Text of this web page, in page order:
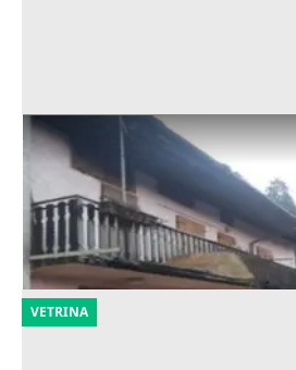
Asta Appartamento di tre piani
Arsiè (Belluno)
Offerta minima
12.656 €
10/09/2026
VETRINA